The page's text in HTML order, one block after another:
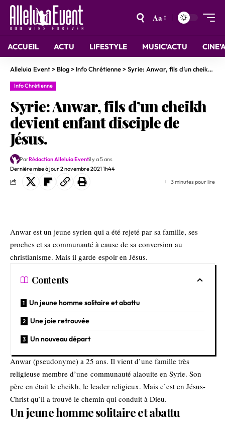
Aa
ACCUEIL ACTU LIFESTYLE MUSIC’ACTU
Alleluia Event> Blog> Info Chrétienne>Syrie: Anwar, fils d’un cheikh devient enfant disciple de Jésus.
Info Chrétienne
Syrie: Anwar, fils d’un cheikh
devient enfant disciple de
Jésus.
Dernière mise à jour 2 novembre 2021 1h44
ParRédaction Alleluia Eventil y a 5 ans
3 minutes pour lire
Anwar est un jeune syrien qui a été rejeté par sa famille, ses
proches et sa communauté à cause de sa conversion au
christianisme. Mais il garde espoir en Jésus.
Contents
Un jeune homme solitaire et abattu
Une joie retrouvée
Un nouveau départ
Anwar (pseudonyme) a 25 ans. Il vient d’une famille très
religieuse membre d’une communauté alaouite en Syrie. Son
père en était le cheikh, le leader religieux. Mais c’est en Jésus-
Christ qu’il a trouvé le chemin qui conduit à Dieu.
Un jeune homme solitaire et abattu